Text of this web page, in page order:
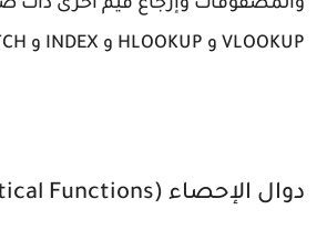
والمصفوفات وإرجاع قيم أخرى ذات
VLOOKUP و HLOOKUP و INDEX و MATCH وغيرها.
دوال الإحصاء (Statistical Functions)